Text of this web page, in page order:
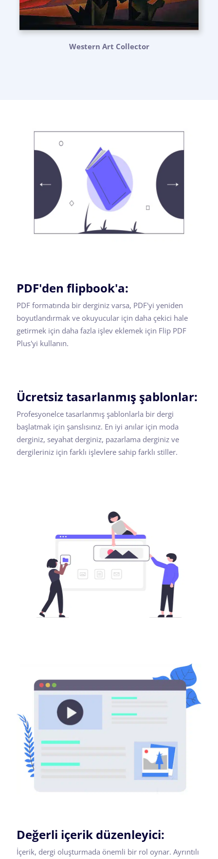
Western Art Collector
PDF'den flipbook'a:
PDF formatında bir derginiz varsa, PDF'yi yeniden
boyutlandırmak ve okuyucular için daha çekici hale
getirmek için daha fazla işlev eklemek için Flip PDF
Plus'yi kullanın.
Ücretsiz tasarlanmış şablonlar:
Profesyonelce tasarlanmış şablonlarla bir dergi
başlatmak için şanslısınız. En iyi anılar için moda
derginiz, seyahat derginiz, pazarlama derginiz ve
dergileriniz için farklı işlevlere sahip farklı stiller.
Değerli içerik düzenleyici:
İçerik, dergi oluşturmada önemli bir rol oynar. Ayrıntılı